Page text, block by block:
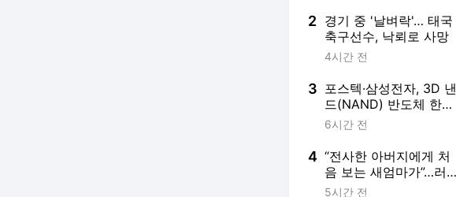
2 경기 중 '날벼락'… 태국
축구선수, 낙뢰로 사망
4시간 전
3 포스텍·삼성전자, 3D 낸
드(NAND) 반도체 한계
넘는 기술 개발
6시간 전
4 “전사한 아버지에게 처
음 보는 새엄마가”…러
보상금 노린 '검은 과부'
5시간 전